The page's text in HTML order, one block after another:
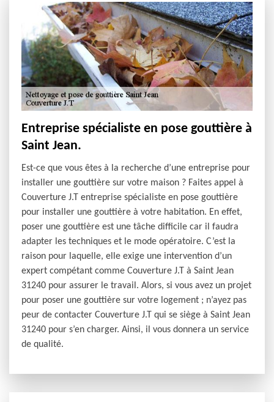
Entreprise spécialiste en pose gouttière à
Saint Jean.
Est-ce que vous êtes à la recherche d’une entreprise pour
installer une gouttière sur votre maison ? Faites appel à
Couverture J.T entreprise spécialiste en pose gouttière
pour installer une gouttière à votre habitation. En effet,
poser une gouttière est une tâche difficile car il faudra
adapter les techniques et le mode opératoire. C’est la
raison pour laquelle, elle exige une intervention d’un
expert compétant comme Couverture J.T à Saint Jean
31240 pour assurer le travail. Alors, si vous avez un projet
pour poser une gouttière sur votre logement ; n’ayez pas
peur de contacter Couverture J.T qui se siège à Saint Jean
31240 pour s’en charger. Ainsi, il vous donnera un service
de qualité.